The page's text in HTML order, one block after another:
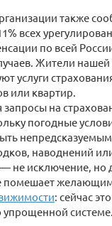
также
всех
по всей
Жители
услуги
или квартир.
запросы на
погодные
наводнений
не исключение, но
помешает
: сейчас
упрощенной системе.